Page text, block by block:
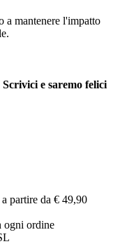
a mantenere l'impatto
e saremo felici
a partire da € 49,90
ogni ordine